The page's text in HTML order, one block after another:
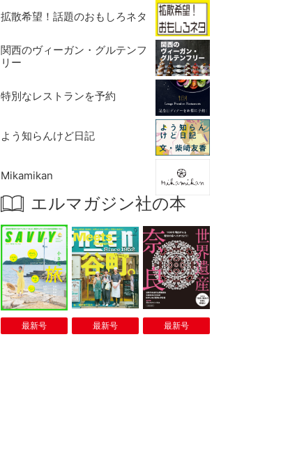
拡散希望！話題のおもしろネタ
関西のヴィーガン・グルテンフ
リー
特別なレストランを予約
よう知らんけど日記
Mikamikan
エルマガジン社の本
最新号 最新号 最新号